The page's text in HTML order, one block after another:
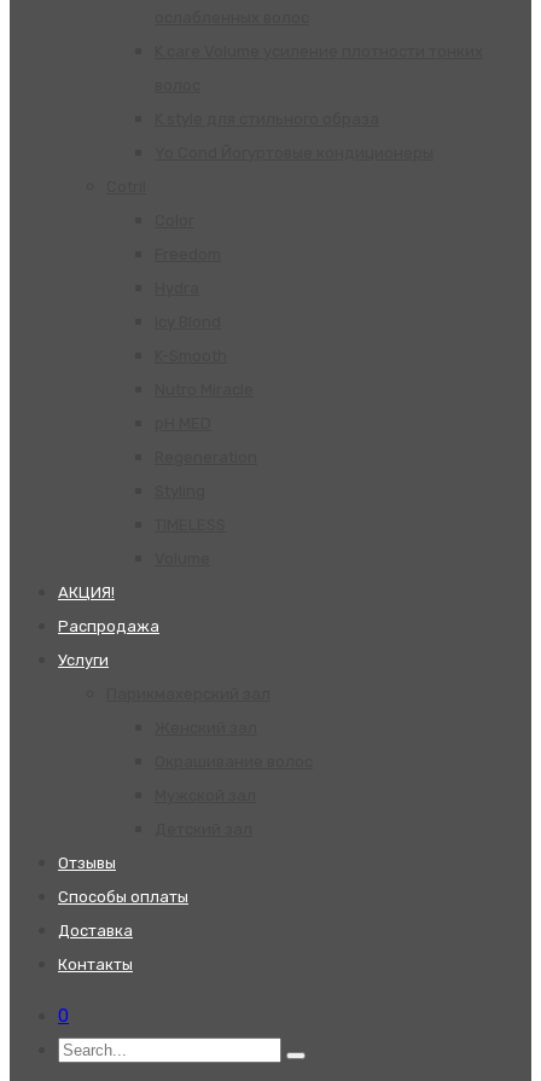
АКЦИЯ!
Распродажа
Услуги
Отзывы
Способы оплаты
Доставка
Контакты
0